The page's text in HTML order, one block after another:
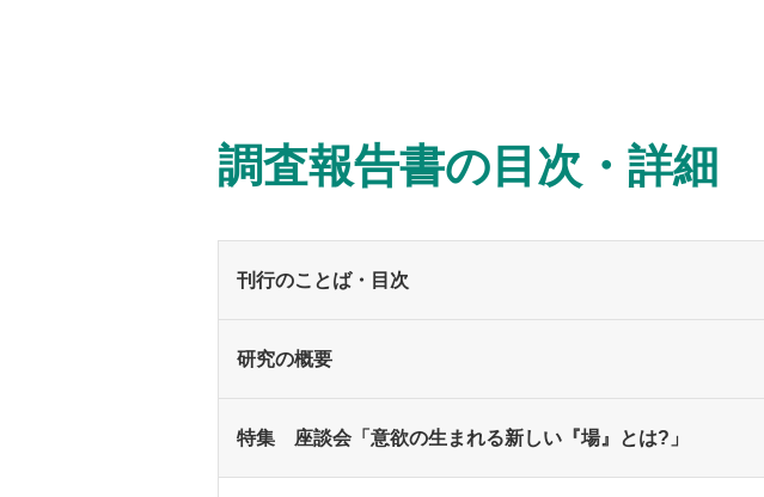
調査報告書の目次・詳細
刊行のことば・目次
研究の概要
特集 座談会「意欲の生まれる新しい『場』とは?」